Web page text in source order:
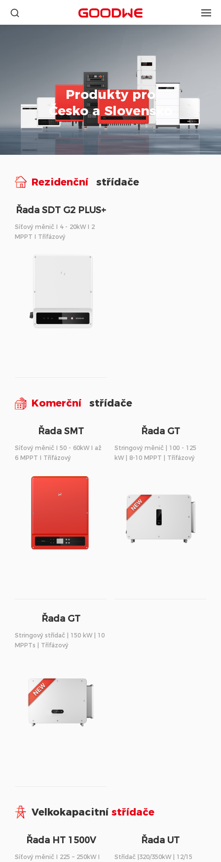
Produkty pro
Česko a Slovensko
Rezidenční střídače
Řada SDT G2 PLUS+
Síťový měnič I 4 - 20kW I 2
MPPT I Třífázový
Komerční střídače
Řada SMT
Síťový měnič I 50 - 60kW I až
6 MPPT I Třífázový
Řada GT
Stringový měnič | 100 - 125
kW | 8-10 MPPT | Třífázový
Řada GT
Stringový střídač | 150 kW | 10
MPPTs | Třífázový
Velkokapacitní střídače
Řada HT 1500V
Síťový měnič I 225 – 250kW I
Řada UT
Střídač |320/350kW | 12/15